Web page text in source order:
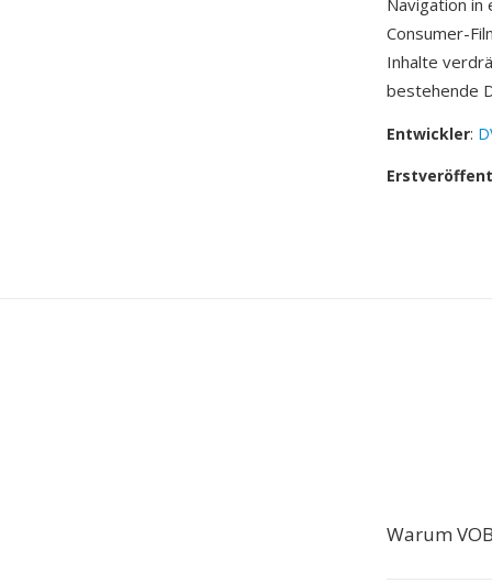
Navigation in
Consumer-
Inhalte
bestehende
Entwickler:
Warum